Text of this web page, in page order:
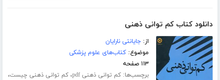
دانلود کتاب کم توانی ذهنی
از:جایانتی نارایان
موضوع:کتاب‌های علوم پزشکی
۱۱۳ صفحه
برچسب‌ها:کم توانی ذهنی pdf ،کم توانی ذهنی چیست،